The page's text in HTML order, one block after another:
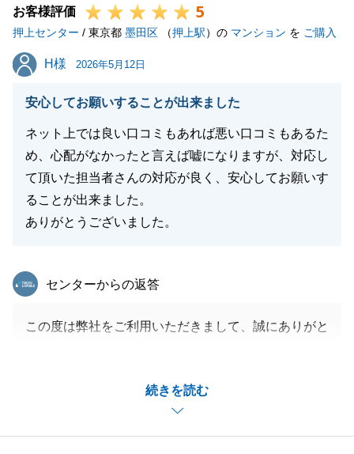
これからも、お客様に寄り添った親切で丁寧な対応を
心がけ、より一層ご満足いただけるサービスを提供で
きるよう精進してまいります。
またのご縁がございますことを、心よりお待ち申し上
げております。
閉じる
お客様評価 5
押上センター / 東京都 墨田区 （押上駅）の マンション を ご購入
H様
H様 2026年5月12日
安心してお願いすることが出来ました
ネット上では良い口コミもあれば悪い口コミもあるた
め、心配がなかったと言えば嘘になりますが、対応し
て頂いた担当者さんの対応が良く、安心してお願いす
ることが出来ました。
ありがとうございました。
続きを読む
東急リバブル
センターからの返答
この度は弊社をご利用いただきまして、誠にありがと
お仕事もご多忙で、お引越し希望時期がタイトな中、
素敵なご自宅が見つかって本当に良かったです。